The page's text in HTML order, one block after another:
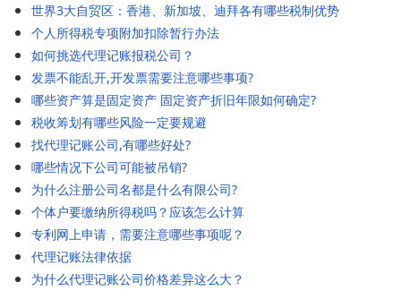
世界3大自贸区：香港、新加坡、迪拜各有哪些税制优势
个人所得税专项附加扣除暂行办法
如何挑选代理记账报税公司？
发票不能乱开,开发票需要注意哪些事项?
哪些资产算是固定资产 固定资产折旧年限如何确定?
税收筹划有哪些风险一定要规避
找代理记账公司,有哪些好处?
哪些情况下公司可能被吊销?
为什么注册公司名都是什么有限公司?
个体户要缴纳所得税吗？应该怎么计算
专利网上申请，需要注意哪些事项呢？
代理记账法律依据
为什么代理记账公司价格差异这么大？